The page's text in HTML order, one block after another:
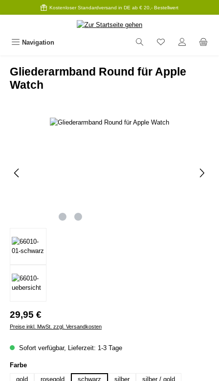
Zum Hauptinhalt springenKostenloser Standardversand in DE ab € 20,- Bestellwert
Navigation
Gliederarmband Round für Apple
Watch
Bildergalerie überspringen
Regulärer Preis:
29,95 €
Preise inkl. MwSt. zzgl. Versandkosten
Sofort verfügbar, Lieferzeit: 1-3 Tage
Farbeauswählen
gold
rosegold schwarz silber silber / gold